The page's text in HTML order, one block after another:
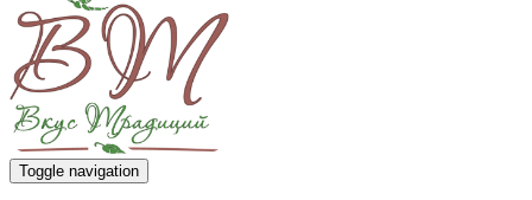
Toggle navigation